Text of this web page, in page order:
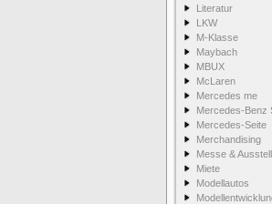
Literatur
LKW
M-Klasse
Maybach
MBUX
McLaren
Mercedes me
Mercedes-Benz
Mercedes-Seite
Merchandising
Messe &
Miete
Modellautos